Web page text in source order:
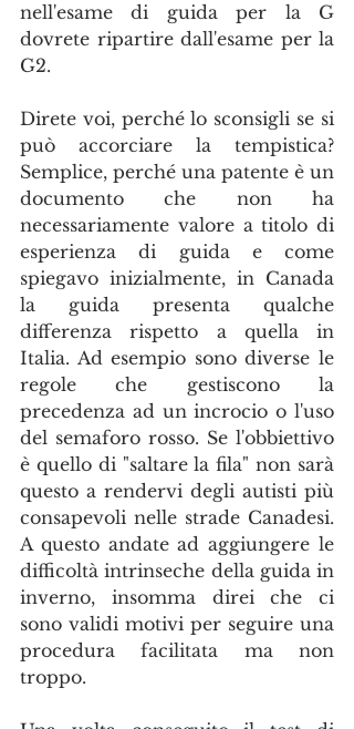
nell'esame di guida per la G
dovrete ripartire dall'esame per la
G2.
Direte voi, perché lo sconsigli se si
può accorciare la tempistica?
Semplice, perché una patente è un
documento che non ha
necessariamente valore a titolo di
esperienza di guida e come
spiegavo inizialmente, in Canada
la guida presenta qualche
differenza rispetto a quella in
Italia. Ad esempio sono diverse le
regole che gestiscono la
precedenza ad un incrocio o l'uso
del semaforo rosso. Se l'obbiettivo
è quello di "saltare la fila" non sarà
questo a rendervi degli autisti più
consapevoli nelle strade Canadesi.
A questo andate ad aggiungere le
difficoltà intrinseche della guida in
inverno, insomma direi che ci
sono validi motivi per seguire una
procedura facilitata ma non
troppo.